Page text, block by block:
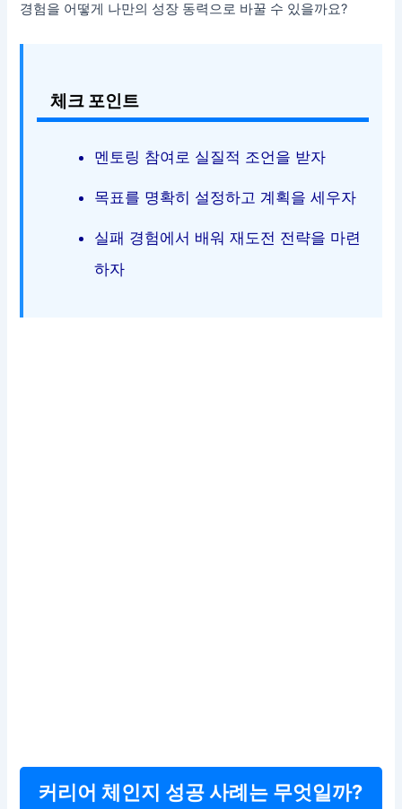
경험을 어떻게 나만의 성장 동력으로 바꿀 수 있을까요?
체크 포인트
멘토링 참여로 실질적 조언을 받자
목표를 명확히 설정하고 계획을 세우자
실패 경험에서 배워 재도전 전략을 마련
하자
커리어 체인지 성공 사례는 무엇일까?